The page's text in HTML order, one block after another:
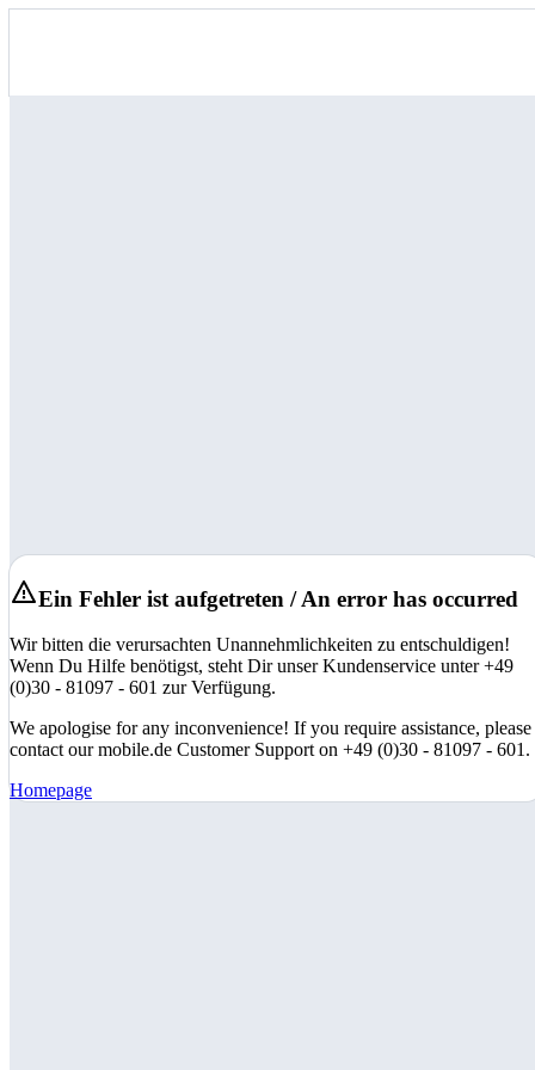
Ein Fehler ist aufgetreten / An error has occurred
Wir bitten die verursachten Unannehmlichkeiten zu entschuldigen!
Wenn Du Hilfe benötigst, steht Dir unser Kundenservice unter +49
(0)30 - 81097 - 601 zur Verfügung.
We apologise for any inconvenience! If you require assistance, please
contact our mobile.de Customer Support on +49 (0)30 - 81097 - 601.
Homepage